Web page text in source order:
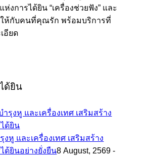
งการได้ยิน “เครื่องช่วยฟัง” และ
ให้กับคนที่คุณรัก พร้อมบริการที่
อียด
ด้ยิน
หู และเครื่องเทศ เสริมสร้าง
ด้ยินอย่างยั่งยืน8 August, 2569 -